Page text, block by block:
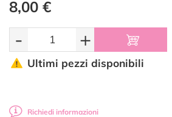
8,00 €
- +
Ultimi pezzi disponibili
Richiedi informazioni